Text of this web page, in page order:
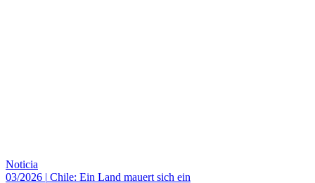
Noticia
03/2026 | Chile: Ein Land mauert sich ein